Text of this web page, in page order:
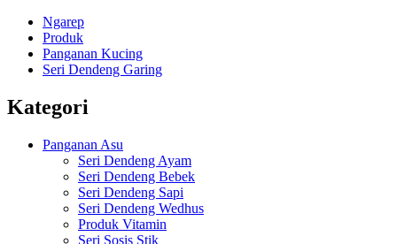
Ngarep
Produk
Panganan Kucing
Seri Dendeng Garing
Kategori
Panganan Asu
Seri Dendeng Ayam
Seri Dendeng Bebek
Seri Dendeng Sapi
Seri Dendeng Wedhus
Produk Vitamin
Seri Sosis Stik